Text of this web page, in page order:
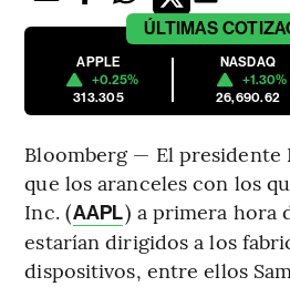
ÚLTIMAS
APPLE
+0.25%
313.305
NASDAQ
+1.30%
26,690.62
Bloomberg — El presidente
que los aranceles con los
Inc. (AAPL) a primera hora
estarían dirigidos a los
dispositivos, entre ellos